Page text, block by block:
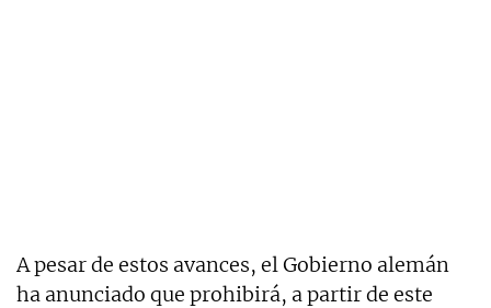
A pesar de estos avances, el Gobierno alemán
ha anunciado que prohibirá, a partir de este